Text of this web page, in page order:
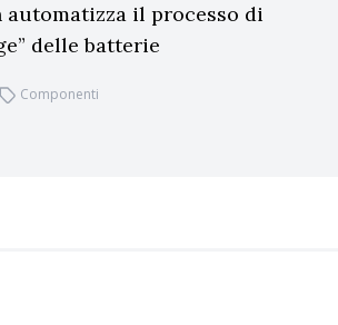
automatizza il processo di
delle batterie
Componenti